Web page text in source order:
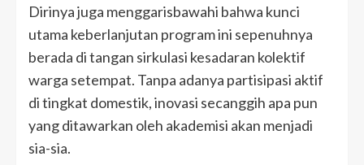
Dirinya juga menggarisbawahi bahwa kunci
utama keberlanjutan program ini sepenuhnya
berada di tangan sirkulasi kesadaran kolektif
warga setempat. Tanpa adanya partisipasi aktif
di tingkat domestik, inovasi secanggih apa pun
yang ditawarkan oleh akademisi akan menjadi
sia-sia.